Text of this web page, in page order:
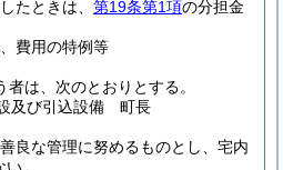
たときは、 第19条第1項の分担金
費用の特例等
は、次のとおりとする。
及び引込設備 町長
良な管理に努めるものとし、宅内